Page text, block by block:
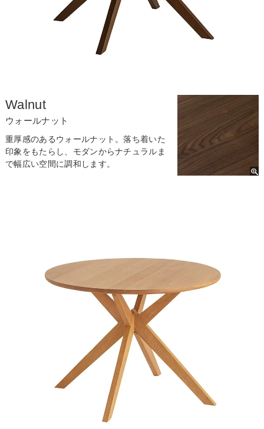
Walnut
ウォールナット
重厚感のあるウォールナット。落ち着いた
印象をもたらし、モダンからナチュラルま
で幅広い空間に調和します。